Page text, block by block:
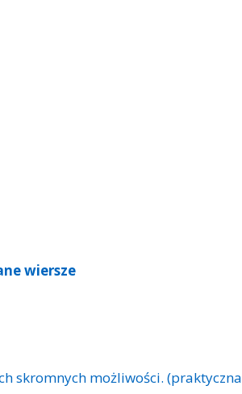
wiersze
skromnych możliwości. (praktyczna